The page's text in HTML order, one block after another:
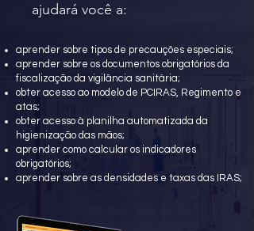
ajudará você a:
aprender sobre tipos de precauções especiais;
aprender sobre os documentos obrigatórios da
fiscalização da vigilância sanitária;
obter acesso ao modelo de PCIRAS, Regimento e
atas;
obter acesso à planilha automatizada da
higienização das mãos;
aprender como calcular os indicadores
obrigatórios;
aprender sobre as densidades e taxas das IRAS;